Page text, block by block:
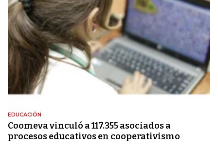
EDUCACIÓN
Coomeva vinculó a 117.355 asociados a
procesos educativos en cooperativismo